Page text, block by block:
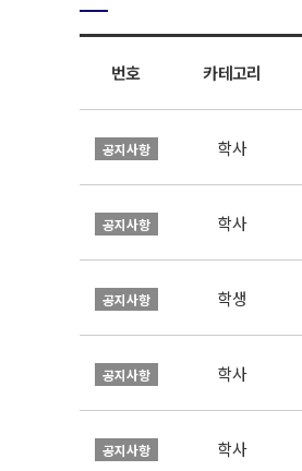
번호 카테고리
공지사항 학사
공지사항 학사
공지사항 학생
공지사항 학사
공지사항 학사